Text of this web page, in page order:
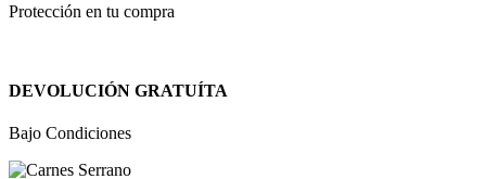
Protección en tu compra
DEVOLUCIÓN GRATUÍTA
Bajo Condiciones